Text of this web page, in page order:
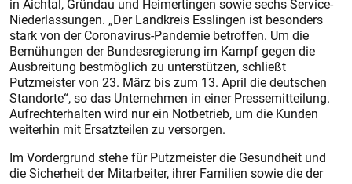
in Aichtal, Gründau und Heimertingen sowie sechs Service-
Niederlassungen. „Der Landkreis Esslingen ist besonders
stark von der Coronavirus-Pandemie betroffen. Um die
Bemühungen der Bundesregierung im Kampf gegen die
Ausbreitung bestmöglich zu unterstützen, schließt
Putzmeister von 23. März bis zum 13. April die deutschen
Standorte“, so das Unternehmen in einer Pressemitteilung.
Aufrechterhalten wird nur ein Notbetrieb, um die Kunden
weiterhin mit Ersatzteilen zu versorgen.
Im Vordergrund stehe für Putzmeister die Gesundheit und
die Sicherheit der Mitarbeiter, ihrer Familien sowie die der